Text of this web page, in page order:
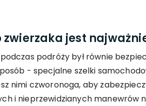
zwierzaka jest
podróży był równie
- specjalne szelki
nimi czworonoga, aby
i nieprzewidzianych manewrów